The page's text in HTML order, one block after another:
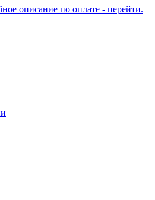
описание по оплате - перейти.